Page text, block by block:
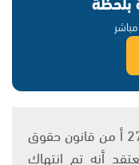
يتم الاستخدام المواد وفقًا للمادة 27 أ من قانون حقوق
وإن كنت تعتقد أنه تم انتهاك